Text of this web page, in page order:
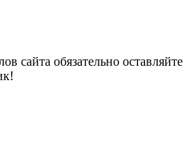
сайта обязательно оставляйте